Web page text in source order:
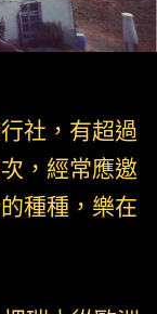
社，有超過
，經常應邀
種種，樂在